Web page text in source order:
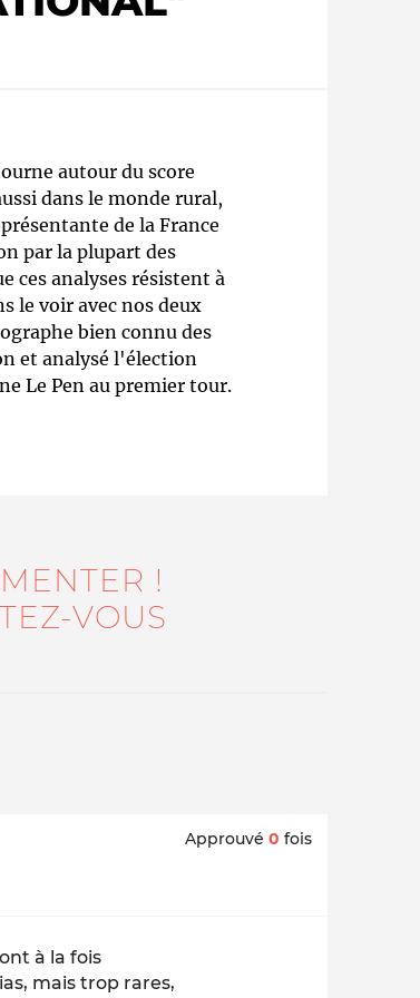
Qui sommes-nous ?
autour du score
dans le monde rural,
de la France
par la plupart des
ces analyses résistent à
le voir avec nos deux
bien connu des
et analysé l'élection
Le Pen au premier tour.
!
VOUS
Approuvé 0 fois
à la fois
mais trop rares,